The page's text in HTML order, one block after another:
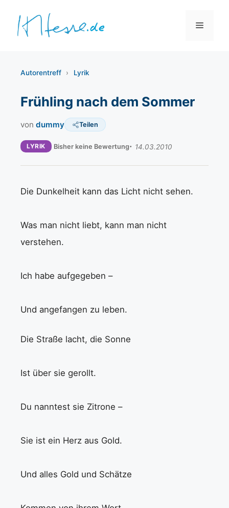
Inhalt
springen
Menü
Autorentreff › Lyrik
Frühling nach dem Sommer
von dummy Teilen
LYRIK Bisher keine Bewertung 14.03.2010
Die Dunkelheit kann das Licht nicht sehen.
Was man nicht liebt, kann man nicht
verstehen.
Ich habe aufgegeben –
Und angefangen zu leben.
Die Straße lacht, die Sonne
Ist über sie gerollt.
Du nanntest sie Zitrone –
Sie ist ein Herz aus Gold.
Und alles Gold und Schätze